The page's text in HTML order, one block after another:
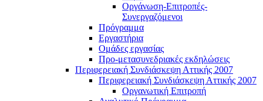
Οργάνωση-Επιτροπές-
Συνεργαζόμενοι
Πρόγραμμα
Εργαστήρια
Ομάδες εργασίας
Προ-μετασυνεδριακές εκδηλώσεις
Περιφερειακή Συνδιάσκεψη Αττικής 2007
Περιφερειακή Συνδιάσκεψη Αττικής 2007
Οργανωτική Επιτροπή